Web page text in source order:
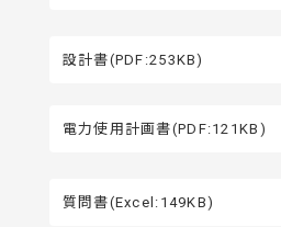
設計書(PDF:253KB)
電力使用計画書(PDF:121KB)
質問書(Excel:149KB)